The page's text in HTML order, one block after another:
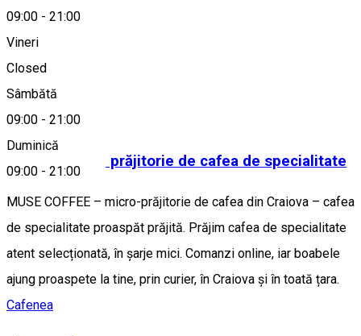
09:00 - 21:00
Vineri
Closed
Sâmbătă
09:00 - 21:00
Duminică
09:00 - 21:00
Despre
Cafenea
Muse Coffee - prăjitorie de cafea de specialitate
MUSE COFFEE – micro-prăjitorie de cafea din Craiova – cafea
de specialitate proaspăt prăjită. Prăjim cafea de specialitate
atent selecționată, în șarje mici. Comanzi online, iar boabele
ajung proaspete la tine, prin curier, în Craiova și în toată țara.
Cafenea